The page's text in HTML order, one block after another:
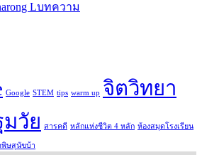
Lบทความ
Google STEM tips warm up จิตวิทยา
วัย สารคดี หลักแห่งชีวิต 4 หลัก ห้องสมุดโรงเรียน
พิษสุนัขบ้า